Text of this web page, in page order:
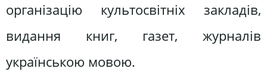
організацію культосвітніх закладів,
видання книг, газет, журналів
українською мовою.